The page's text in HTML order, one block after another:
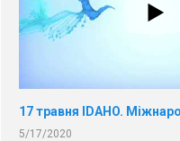
5/17/2020